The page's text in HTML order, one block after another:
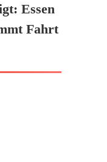
Essen
Fahrt